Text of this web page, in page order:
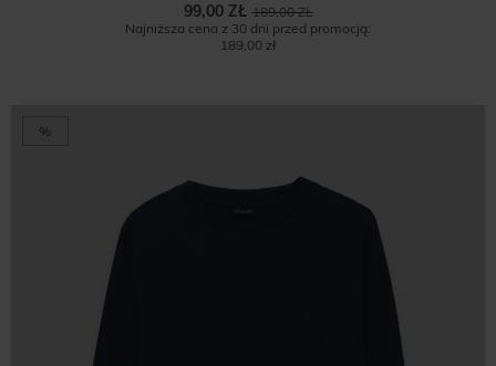
189,00 ZŁ
99,00 ZŁ
Najniższa cena z 30 dni przed promocją:
189,00 zł
%